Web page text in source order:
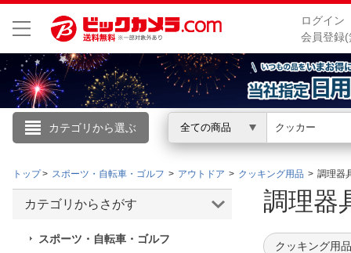
ログイン
会員登録
カテゴリから選ぶ 全ての商品
こんにちは
ログイン
トップ スポーツ・自転車・ゴルフ アウトドア クッキング用品 調理器
調理
クッキング用
カテゴリからさがす
スポーツ・自転車・ゴルフ